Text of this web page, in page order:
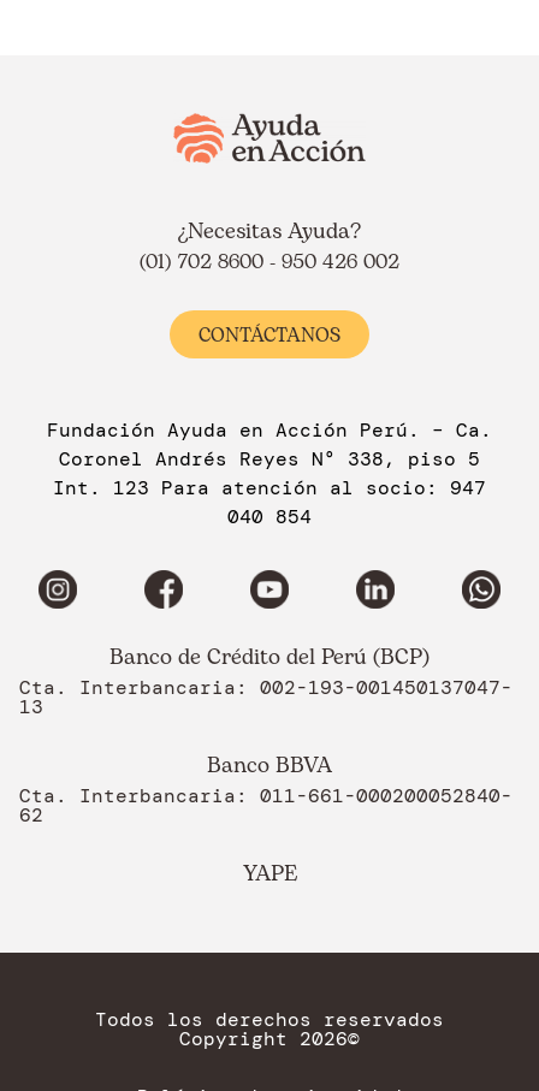
¿Necesitas Ayuda?
(01) 702 8600 - 950 426 002
CONTÁCTANOS
Fundación Ayuda en Acción Perú. – Ca.
Coronel Andrés Reyes N° 338, piso 5
Int. 123 Para atención al socio: 947
040 854
Banco de Crédito del Perú (BCP)
Cta. Interbancaria: 002-193-001450137047-
13
Banco BBVA
Cta. Interbancaria: 011-661-000200052840-
62
YAPE
Todos los derechos reservados
Copyright 2026©